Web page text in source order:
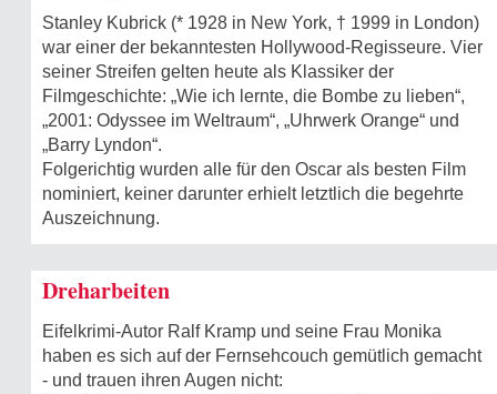
Stanley Kubrick (* 1928 in New York, † 1999 in London)
war einer der bekanntesten Hollywood-Regisseure. Vier
seiner Streifen gelten heute als Klassiker der
Filmgeschichte: „Wie ich lernte, die Bombe zu lieben“,
„2001: Odyssee im Weltraum“, „Uhrwerk Orange“ und
„Barry Lyndon“.
Folgerichtig wurden alle für den Oscar als besten Film
nominiert, keiner darunter erhielt letztlich die begehrte
Auszeichnung.
Dreharbeiten
Eifelkrimi-Autor Ralf Kramp und seine Frau Monika
haben es sich auf der Fernsehcouch gemütlich gemacht
- und trauen ihren Augen nicht: